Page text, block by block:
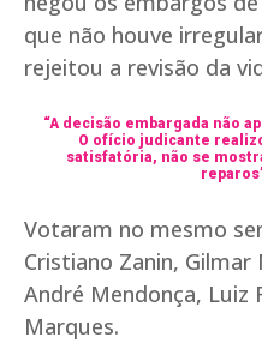
que não houve
rejeitou a revisão da
“A decisão embargada não
O ofício judicante
satisfatória, não se
Votaram no mesmo
Cristiano Zanin, Gilmar
André Mendonça, Luiz
Marques.